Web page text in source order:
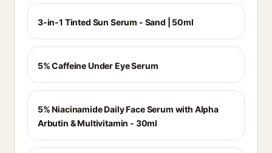
3-in-1 Tinted Sun Serum - Sand | 50ml
5% Caffeine Under Eye Serum
5% Niacinamide Daily Face Serum with Alpha
Arbutin & Multivitamin - 30ml